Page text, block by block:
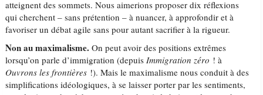
atteignent des sommets. Nous aimerions proposer dix réflexions
qui cherchent – sans prétention – à nuancer, à approfondir et à
favoriser un débat agile sans pour autant sacrifier à la rigueur.
Non au maximalisme. On peut avoir des positions extrêmes
lorsqu’on parle d’immigration (depuisImmigration zéro ! à
Ouvrons les frontières !). Mais le maximalisme nous conduit à des
simplifications idéologiques, à se laisser porter par les sentiments,